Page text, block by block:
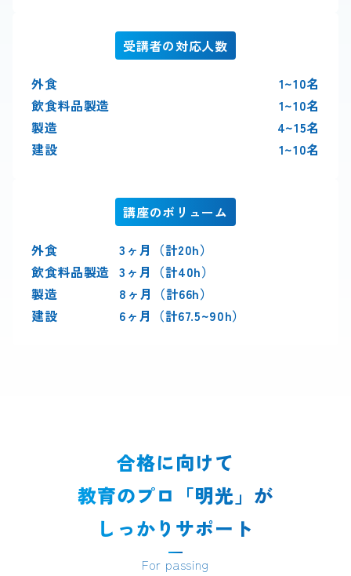
受講者の対応人数
外食
1~10名
飲食料品製造
1~10名
製造
4~15名
建設
1~10名
講座のボリューム
外食
3ヶ月（計20h）
飲食料品製造 3ヶ月（計40h）
製造
8ヶ月（計66h）
建設
6ヶ月（計67.5~90h）
合格に向けて
教育のプロ「明光」が
しっかりサポート
For passing